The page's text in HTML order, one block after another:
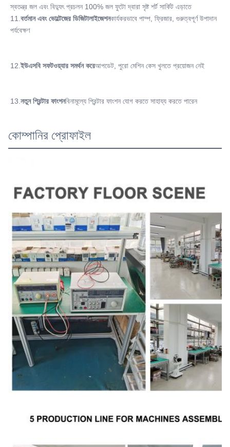
স্বতন্ত্র জল এবং বিদ্যুৎ প্রচলন 100% জল ফুটো দ্বারা সৃষ্ট শর্ট সার্কিট এড়াতে
11. বর্তমান এবং ভোল্টেজের ডিজিটালাইজেশনকার্যকরভাবে পাম্প, ফ্রিজার, গুরুত্বপূর্ণ উপাদান
পর্যবেক্ষণ
12. ইউএসবি সফটওয়্যার সমর্থন করেআপডেট, পুরো মেশিন কেস খুলতে প্রয়োজন নেই
13. নতুন প্রিন্টার ফাংশনবিনামূল্যে প্রিন্টার ফাংশন যোগ করতে সাহায্য করতে পারেন
কোম্পানির প্রোফাইল